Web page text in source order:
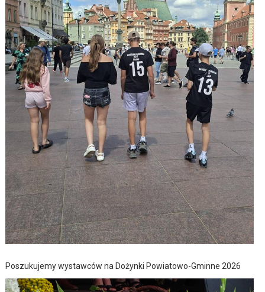
Poszukujemy wystawców na Dożynki Powiatowo-Gminne 2026